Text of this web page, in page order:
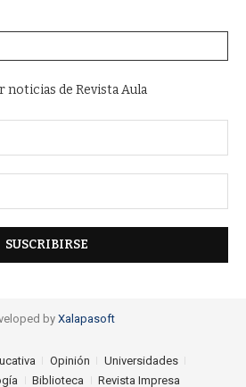
de Revista Aula
by Xalapasoft
Opinión
Universidades
Biblioteca Revista Impresa